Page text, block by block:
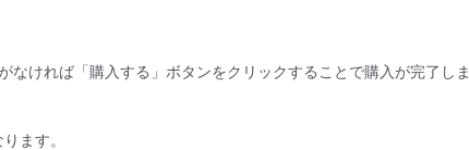
ければ「購入する」ボタンをクリックすることで購入が完了しま
ます。